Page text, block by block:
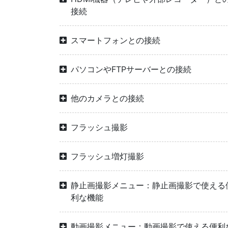
接続
スマートフォンとの接続
パソコンやFTPサーバーとの接続
他のカメラとの接続
フラッシュ撮影
フラッシュ増灯撮影
静止画撮影メニュー：静止画撮影で使える
利な機能